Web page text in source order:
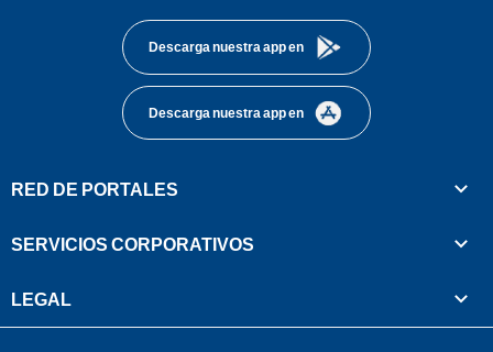
Descarga nuestra app en
Descarga nuestra app en
RED DE PORTALES
SERVICIOS CORPORATIVOS
LEGAL